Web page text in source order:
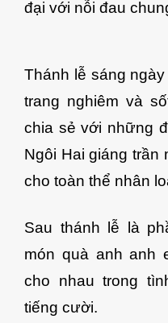
đại với nỗi đau
Thánh lễ sáng
trang nghiêm và
chia sẻ với những
Ngôi Hai giáng trần
cho toàn thể nhân
Sau thánh lễ là
món quà anh anh
cho nhau trong
tiếng cười.